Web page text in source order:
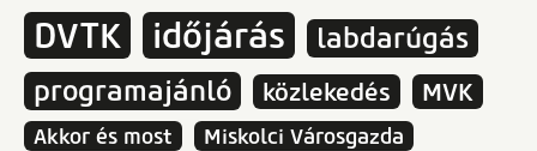
DVTK időjárás
labdarúgás
programajánló
közlekedés MVK
Akkor és most
Miskolci Városgazda